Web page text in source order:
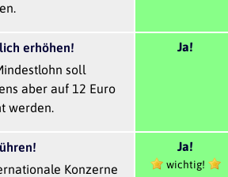
erhöhen!
soll
aber auf 12 Euro
werden.
Ja!
Konzerne
Ja!
wichtig!